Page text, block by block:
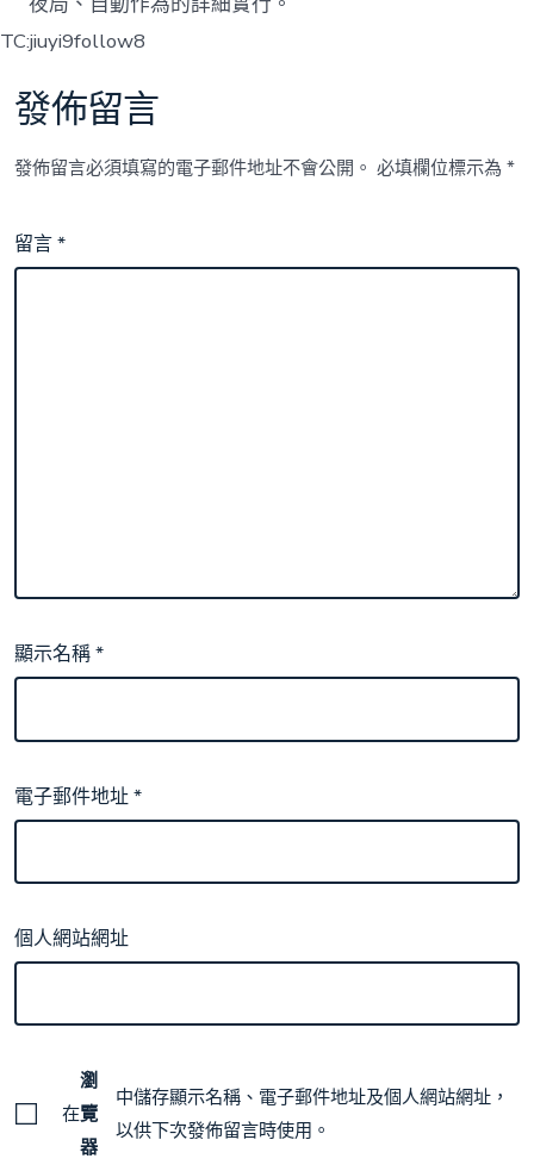
TC:jiuyi9follow8
發佈留言
發佈留言必須填寫的電子郵件地址不會公開。 必填欄位標示為*
留言*
顯示名稱*
電子郵件地址*
個人網站網址
在
瀏
覽
器
中儲存顯示名稱、電子郵件地址及個人網站網址，
以供下次發佈留言時使用。